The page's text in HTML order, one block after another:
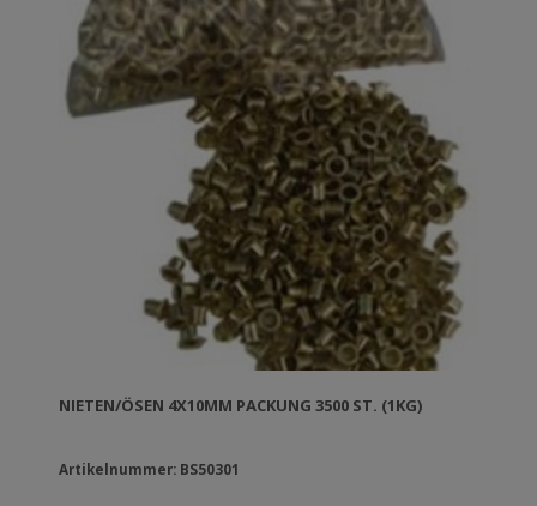
NIETEN/ÖSEN 4X10MM PACKUNG 3500 ST. (1KG)
Artikelnummer: BS50301